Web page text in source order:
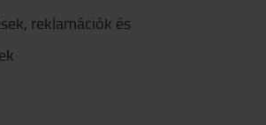
reklamációk és